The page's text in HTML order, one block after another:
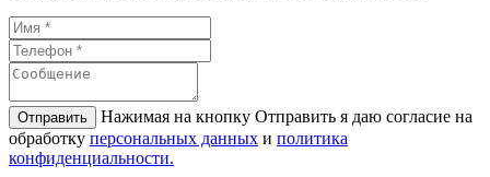
Отправить
Нажимая на кнопку Отправить я даю согласие на
обработку персональных данных и политикa
конфиденциальности.